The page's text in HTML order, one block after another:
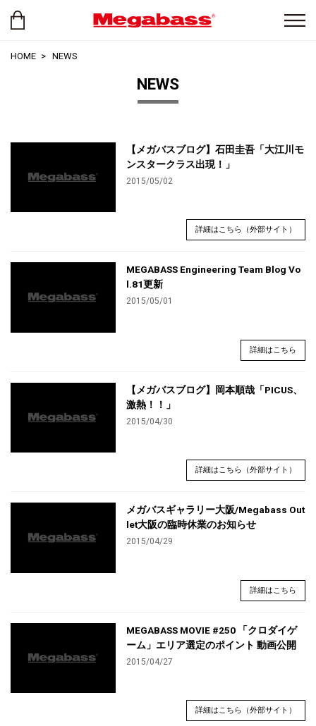
HOME NEWS
NEWS
【メガバスブログ】石田圭吾「大江川モ
ンスタークラス出現！」
2015/05/02
詳細はこちら（外部サイト）
MEGABASS Engineering Team Blog Vo
l.81更新
2015/05/01
詳細はこちら
【メガバスブログ】岡本順哉「PICUS、
激熱！！」
2015/04/30
詳細はこちら（外部サイト）
メガバスギャラリー大阪/Megabass Out
let大阪の臨時休業のお知らせ
2015/04/29
詳細はこちら
MEGABASS MOVIE #250 「クロダイゲ
ーム」エリア選定のポイント 動画公開
2015/04/27
詳細はこちら（外部サイト）